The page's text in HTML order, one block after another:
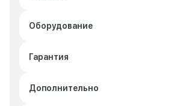
Оборудование
Гарантия
Дополнительно